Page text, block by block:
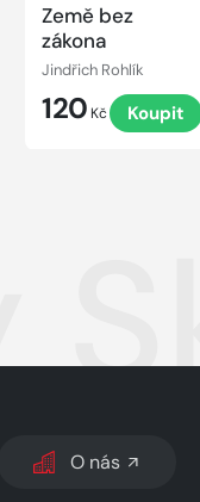
Země bez
zákona
Jindřich Rohlík
120 Kč Koupit
O nás